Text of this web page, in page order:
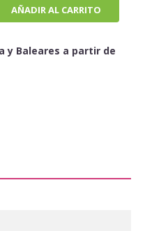
AÑADIR AL CARRITO
y Baleares a partir de